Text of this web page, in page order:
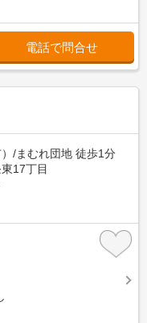
電話で問合せ
/まむれ団地 徒歩1分
17丁目